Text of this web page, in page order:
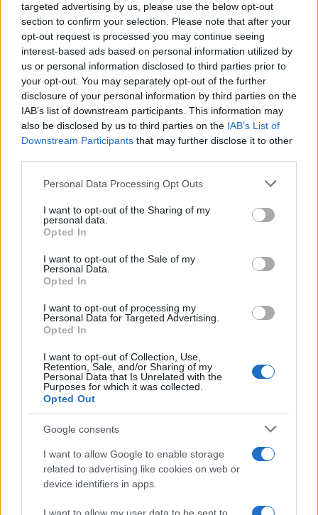
targeted advertising by us, please use the below opt-out
section to confirm your selection. Please note that after your
opt-out request is processed you may continue seeing
interest-based ads based on personal information utilized by
us or personal information disclosed to third parties prior to
your opt-out. You may separately opt-out of the further
disclosure of your personal information by third parties on the
IAB’s list of downstream participants. This information may
also be disclosed by us to third parties on the IAB’s List of
Downstream Participants that may further disclose it to other
Please note that this website/app uses one or more Google
not limited to your visit or usage behaviour. You may click to
grant or deny consent to Google and its third-party tags to
use your data for below specified purposes in below Google
consent section.
Personal Data Processing Opt Outs
I want to opt-out of the Sharing of my
personal data.
Opted In
I want to opt-out of the Sale of my
Personal Data.
Opted In
I want to opt-out of processing my
Personal Data for Targeted Advertising.
Opted In
I want to opt-out of Collection, Use,
Retention, Sale, and/or Sharing of my
Personal Data that Is Unrelated with the
Purposes for which it was collected.
Opted Out
Google consents
I want to allow Google to enable storage
related to advertising like cookies on web or
device identifiers in apps.
Σχόλια
Σχολίασε εδώ
Αν τα χάσατε
οικογένειας για την κηδεία
της μεγάλης ντίβας – Σε
στενό κύκλο η ταφή της
βούρκωσε για την
Μαρινέλλα: Αν ήταν